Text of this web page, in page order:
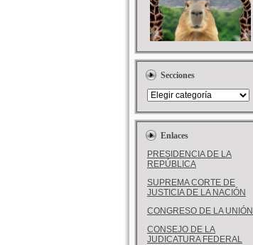
Secciones
Enlaces
PRESIDENCIA DE LA
REPÚBLICA
SUPREMA CORTE DE
JUSTICIA DE LA NACIÓN
CONGRESO DE LA UNIÓN
CONSEJO DE LA
JUDICATURA FEDERAL